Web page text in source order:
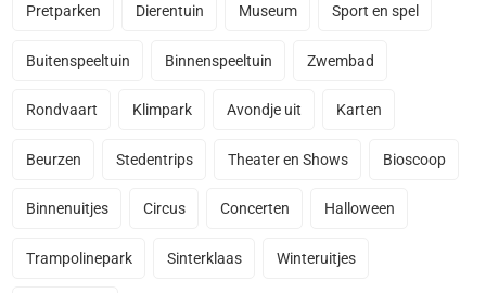
Pretparken Dierentuin Museum Sport en spel
Buitenspeeltuin Binnenspeeltuin Zwembad
Rondvaart Klimpark Avondje uit Karten
Beurzen Stedentrips Theater en Shows Bioscoop
Binnenuitjes Circus Concerten Halloween
Trampolinepark Sinterklaas Winteruitjes